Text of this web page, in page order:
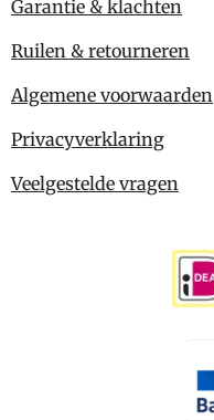
Garantie & klachten
Ruilen & retourneren
Algemene voorwaarden
Privacyverklaring
Veelgestelde vragen